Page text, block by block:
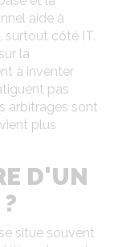
aide à
surtout côté IT.
la
à inventer
pas
arbitrages sont
plus
D'UN
situe souvent